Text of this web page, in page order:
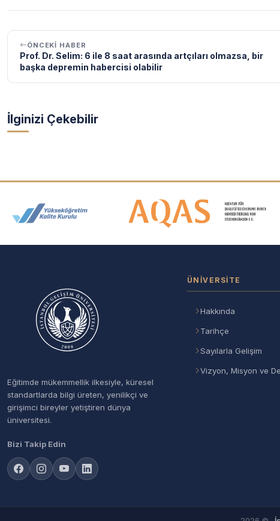
ÖNCEKI HABER
Prof. Dr. Selim: 6 ile 8 saat arasında artçıları olmazsa, bir
başka depremin habercisi olabilir
İlginizi Çekebilir
Akreditasyon ve Üyelik Logoları
Eğitimde mükemmellik ilkesiyle, küresel
standartlarda bilgi üreten, yenilikçi ve
girişimci bireyler yetiştiren dünya
üniversitesi.
Bizi Takip Edin
ÜNIVERSITE
Hakkında
Tarihçe
Sayılarla Gelişim
Vizyon, Misyon ve